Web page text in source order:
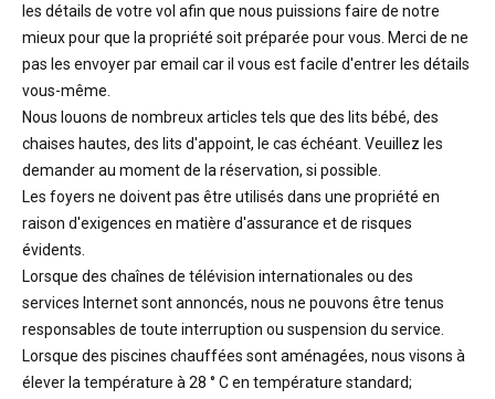
les détails de votre vol afin que nous puissions faire de notre
mieux pour que la propriété soit préparée pour vous. Merci de ne
pas les envoyer par email car il vous est facile d'entrer les détails
vous-même.
Nous louons de nombreux articles tels que des lits bébé, des
chaises hautes, des lits d'appoint, le cas échéant. Veuillez les
demander au moment de la réservation, si possible.
Les foyers ne doivent pas être utilisés dans une propriété en
raison d'exigences en matière d'assurance et de risques
évidents.
Lorsque des chaînes de télévision internationales ou des
services Internet sont annoncés, nous ne pouvons être tenus
responsables de toute interruption ou suspension du service.
Lorsque des piscines chauffées sont aménagées, nous visons à
élever la température à 28 ° C en température standard;